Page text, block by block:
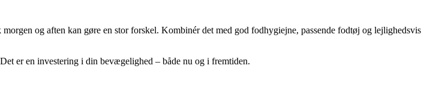
og aften kan gøre en stor forskel. Kombinér det med god fodhygiejne, passende fodtøj og lejlighedsvis
er en investering i din bevægelighed – både nu og i fremtiden.